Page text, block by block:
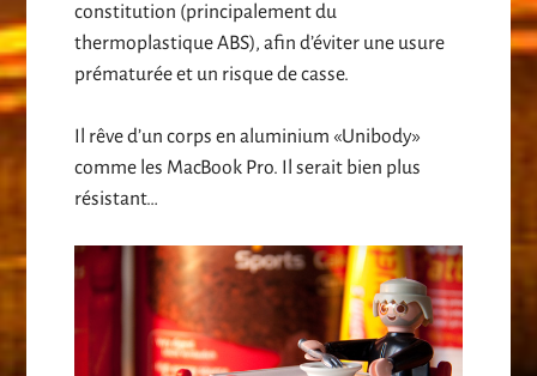
constitution (principalement du
thermoplastique ABS), afin d’éviter une usure
prématurée et un risque de casse.
Il rêve d’un corps en aluminium «Unibody»
comme les MacBook Pro. Il serait bien plus
résistant…